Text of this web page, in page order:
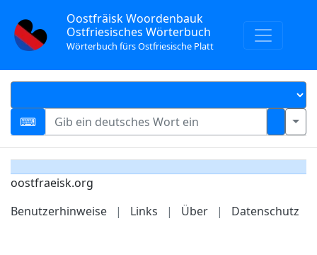
Oostfräisk Woordenbauk
Ostfriesisches Wörterbuch
Wörterbuch fürs Ostfriesische Platt
oostfraeisk.org
Benutzerhinweise
| Links | Über | Datenschutz